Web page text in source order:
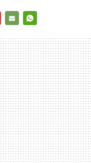
MAIL